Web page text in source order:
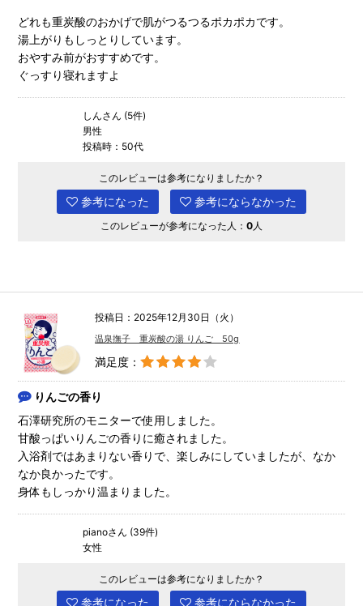
どれも重炭酸のおかげで肌がつるつるポカポカです。
湯上がりもしっとりしています。
おやすみ前がおすすめです。
ぐっすり寝れますよ
しんさん (5件)
男性
投稿時：50代
このレビューは参考になりましたか？
参考になった 参考にならなかった
このレビューが参考になった人： 0 人
投稿日：2025年12月30日（火）
温泉撫子 重炭酸の湯 りんご 50g
満足度：
りんごの香り
石澤研究所のモニターで使用しました。
甘酸っぱいりんごの香りに癒されました。
入浴剤ではあまりない香りで、楽しみにしていましたが、なか
なか良かったです。
身体もしっかり温まりました。
pianoさん (39件)
女性
このレビューは参考になりましたか？
参考になった 参考にならなかった